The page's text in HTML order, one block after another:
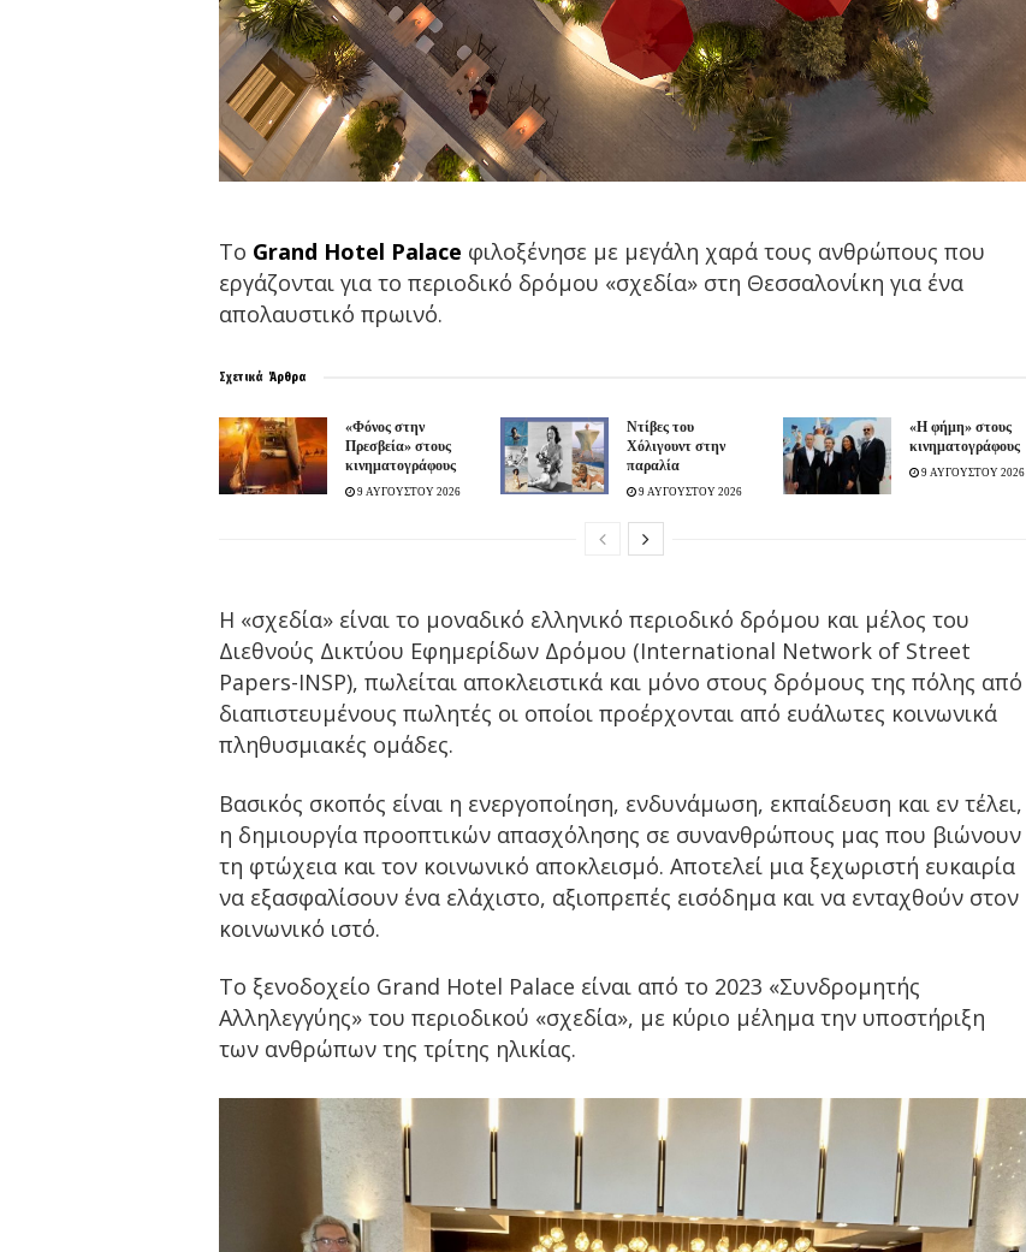
Το Grand Hotel Palace φιλοξένησε με μεγάλη χαρά τους ανθρώπους που
εργάζονται για το περιοδικό δρόμου «σχεδία» στη Θεσσαλονίκη για ένα
απολαυστικό πρωινό.
Σχετικά Άρθρα
«Φόνος στην
Πρεσβεία» στους
κινηματογράφους
9 ΑΥΓΟΥΣΤΟΥ 2026
Ντίβες του
Χόλιγουντ στην
παραλία
9 ΑΥΓΟΥΣΤΟΥ 2026
«H φήμη» στους
κινηματογράφους
9 ΑΥΓΟΥΣΤΟΥ 2026
Η «σχεδία» είναι το μοναδικό ελληνικό περιοδικό δρόμου και μέλος του
Διεθνούς Δικτύου Εφημερίδων Δρόμου (International Network of Street
Papers-INSP), πωλείται αποκλειστικά και μόνο στους δρόμους της πόλης από
διαπιστευμένους πωλητές οι οποίοι προέρχονται από ευάλωτες κοινωνικά
πληθυσμιακές ομάδες.
Βασικός σκοπός είναι η ενεργοποίηση, ενδυνάμωση, εκπαίδευση και εν τέλει,
η δημιουργία προοπτικών απασχόλησης σε συνανθρώπους μας που βιώνουν
τη φτώχεια και τον κοινωνικό αποκλεισμό. Αποτελεί μια ξεχωριστή ευκαιρία
να εξασφαλίσουν ένα ελάχιστο, αξιοπρεπές εισόδημα και να ενταχθούν στον
κοινωνικό ιστό.
To ξενοδοχείο Grand Hotel Palace είναι από το 2023 «Συνδρομητής
Αλληλεγγύης» του περιοδικού «σχεδία», με κύριο μέλημα την υποστήριξη
των ανθρώπων της τρίτης ηλικίας.